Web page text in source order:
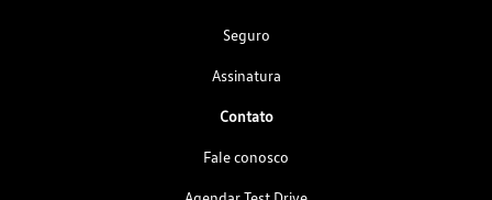
Seguro
Assinatura
Contato
Fale conosco